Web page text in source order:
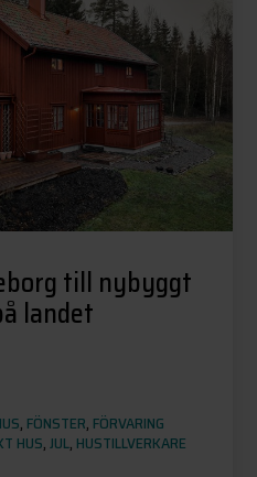
till nybyggt
landet
, FÖNSTER, FÖRVARING
HUS,JUL, HUSTILLVERKARE